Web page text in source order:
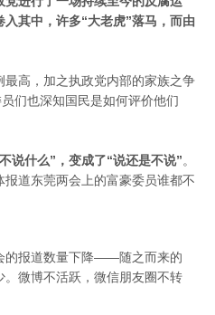
其中，许多“大老虎”落马，而由
高，加之执政党内部的家族之争
们也深知国民是如何评价他们
说什么”，变成了“说还是不说”。
道东莞两会上的富豪委员谁都不
的报道数量下降——随之而来的
微博不活跃，微信朋友圈不转